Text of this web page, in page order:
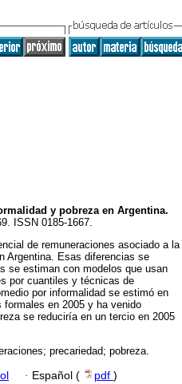
y pobreza en Argentina.
ISSN 0185-1667.
de remuneraciones asociado a la
Argentina. Esas diferencias se
se estiman con modelos que usan
por cuantiles y técnicas de
por informalidad se estimó en
formales en 2005 y ha venido
se reduciría en un tercio en 2005
precariedad; pobreza.
· Español ( pdf )